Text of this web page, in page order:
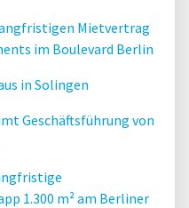
Mietvertrag
im Boulevard Berlin
in Solingen
Geschäftsführung von
1.300 m² am Berliner